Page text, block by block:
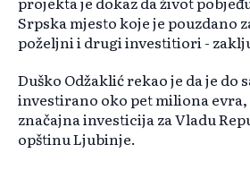
Srpska mjesto koje je pouzdano
poželjni i drugi investitiori -
Duško Odžaklić rekao je da je do
investirano oko pet miliona evra,
značajna investicija za Vladu
opštinu Ljubinje.